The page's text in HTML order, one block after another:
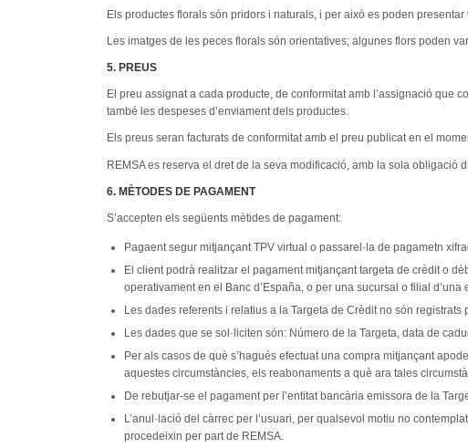
Els productes florals són pridors i naturals, i per això es poden
Les imatges de les peces florals són orientatives; algunes flors poden
5. PREUS
El preu assignat a cada producte, de conformitat amb l’assignació que
també les despeses d’enviament dels productes.
Els preus seran facturats de conformitat amb el preu publicat en el
REMSA es reserva el dret de la seva modificació, amb la sola obligació
6. MÈTODES DE PAGAMENT
S’accepten els següents mètides de pagament:
Pagaent segur mitjançant TPV virtual o passarel·la de pagametn
El client podrà realitzar el pagament mitjançant targeta de crèdit o
operativament en el Banc d’España, o per una sucursal o filial
Les dades referents i relatius a la Targeta de Crèdit no són
Les dades que se sol·liciten són: Número de la Targeta, data de
Per als casos de què s’hagués efectuat una compra mitjançant
aquestes circumstàncies, els reabonaments a què ara tales
De rebutjar-se el pagament per l’entitat bancària emissora de la
L’anul·lació del càrrec per l’usuari, per qualsevol motiu no
procedeixin per part de REMSA.